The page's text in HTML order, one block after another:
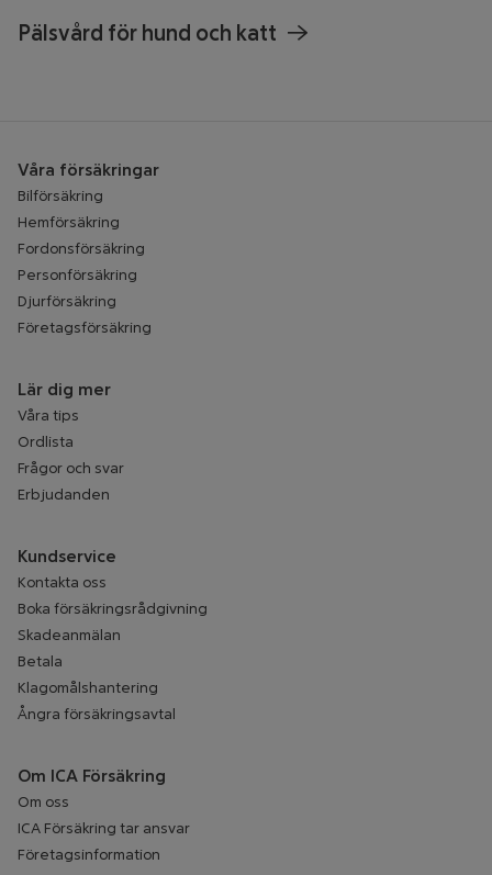
Pälsvård för hund och katt
Våra försäkringar
Bilförsäkring
Hemförsäkring
Fordonsförsäkring
Personförsäkring
Djurförsäkring
Företagsförsäkring
Lär dig mer
Våra tips
Ordlista
Frågor och svar
Erbjudanden
Kundservice
Kontakta oss
Boka försäkringsrådgivning
Skadeanmälan
Betala
Klagomålshantering
Ångra försäkringsavtal
Om ICA Försäkring
Om oss
ICA Försäkring tar ansvar
Företagsinformation